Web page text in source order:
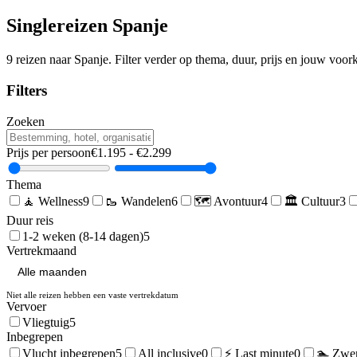
Singlereizen Spanje
9 reizen naar Spanje. Filter verder op thema, duur, prijs en jouw
Filters
Zoeken
Prijs per persoon€1.195 - €2.299
Thema
🧘 Wellness9 🥾 Wandelen6 🗺️ Avontuur4 🏛️ Cultuur3
Duur reis
1-2 weken (8-14 dagen)5
Vertrekmaand
Niet alle reizen hebben een vaste vertrekdatum
Vervoer
Vliegtuig5
Inbegrepen
Vlucht inbegrepen5 All inclusive0 ⚡ Last minute0 🏊